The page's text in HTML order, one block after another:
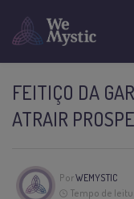
FEITIÇO DA
ATRAIR
PorWEMYSTIC
Tempo de